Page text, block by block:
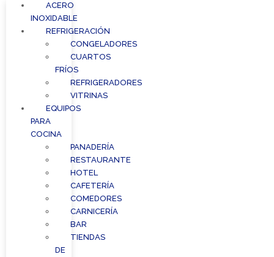
ACERO
INOXIDABLE
REFRIGERACIÓN
CONGELADORES
CUARTOS
FRÍOS
REFRIGERADORES
VITRINAS
EQUIPOS
PARA
COCINA
PANADERÍA
RESTAURANTE
HOTEL
CAFETERÍA
COMEDORES
CARNICERÍA
BAR
TIENDAS
DE